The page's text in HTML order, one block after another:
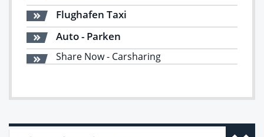
Flughafen Taxi
Auto - Parken
Share Now - Carsharing